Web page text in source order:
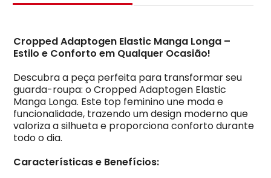
Cropped Adaptogen Elastic Manga Longa –
Estilo e Conforto em Qualquer Ocasião!
Descubra a peça perfeita para transformar seu
guarda-roupa: o Cropped Adaptogen Elastic
Manga Longa. Este top feminino une moda e
funcionalidade, trazendo um design moderno que
valoriza a silhueta e proporciona conforto durante
todo o dia.
Características e Benefícios: